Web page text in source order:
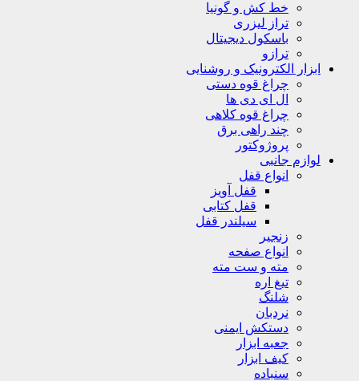
خط کش و گونیا
تراز لیزری
باسکول دیجیتال
ترازو
ابزار الکترونیک و روشنایی
چراغ قوه دستی
ال ای دی ها
چراغ قوه کلاهی
چند راهی برق
پروژوکتور
لوازم جانبی
انواع قفل
قفل آویز
قفل کتابی
سیلندر قفل
زنجیر
انواع صفحه
مته و ست مته
تیغ اره
شلنگ
نردبان
دستکش ایمنی
جعبه ابزار
کیف ابزار
سنباده